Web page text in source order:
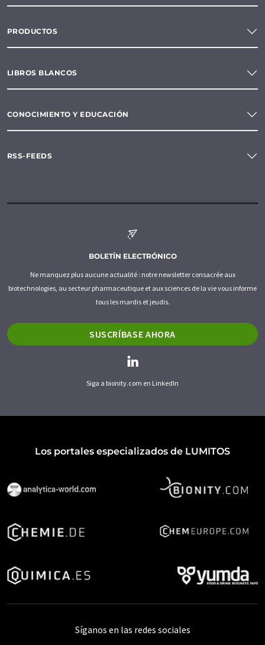
PRODUCTOS
LIBROS BLANCOS
CONOCIMIENTO Y EDUCACIÓN
RSS-FEEDS
BOLETÍN ELECTRÓNICO
Ne manquez plus aucune actualité : notre newsletter consacrée aux
biotechnologies, au secteur pharmaceutique et aux sciences de la vie vous informe
tous les mardis et jeudis.
SUSCRÍBASE AHORA
Siga a bionity.com en LinkedIn
Los portales especializados de LUMITOS
Síganos en las redes sociales